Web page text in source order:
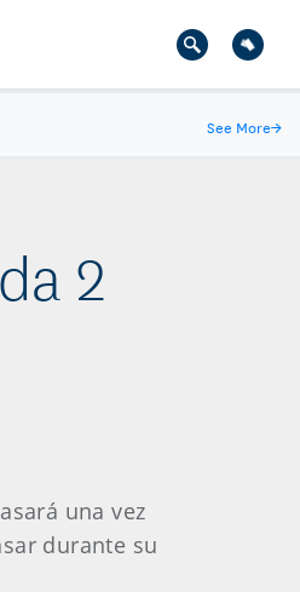
See More→
2
una vez
durante su